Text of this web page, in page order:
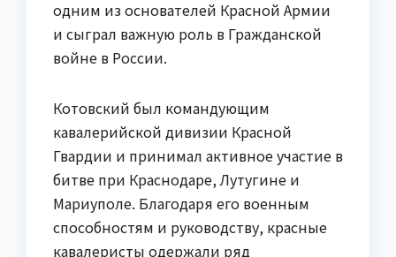
одним из основателей Красной Армии
и сыграл важную роль в Гражданской
войне в России.
Котовский был командующим
кавалерийской дивизии Красной
Гвардии и принимал активное участие в
битве при Краснодаре, Лутугине и
Мариуполе. Благодаря его военным
способностям и руководству, красные
кавалеристы одержали ряд